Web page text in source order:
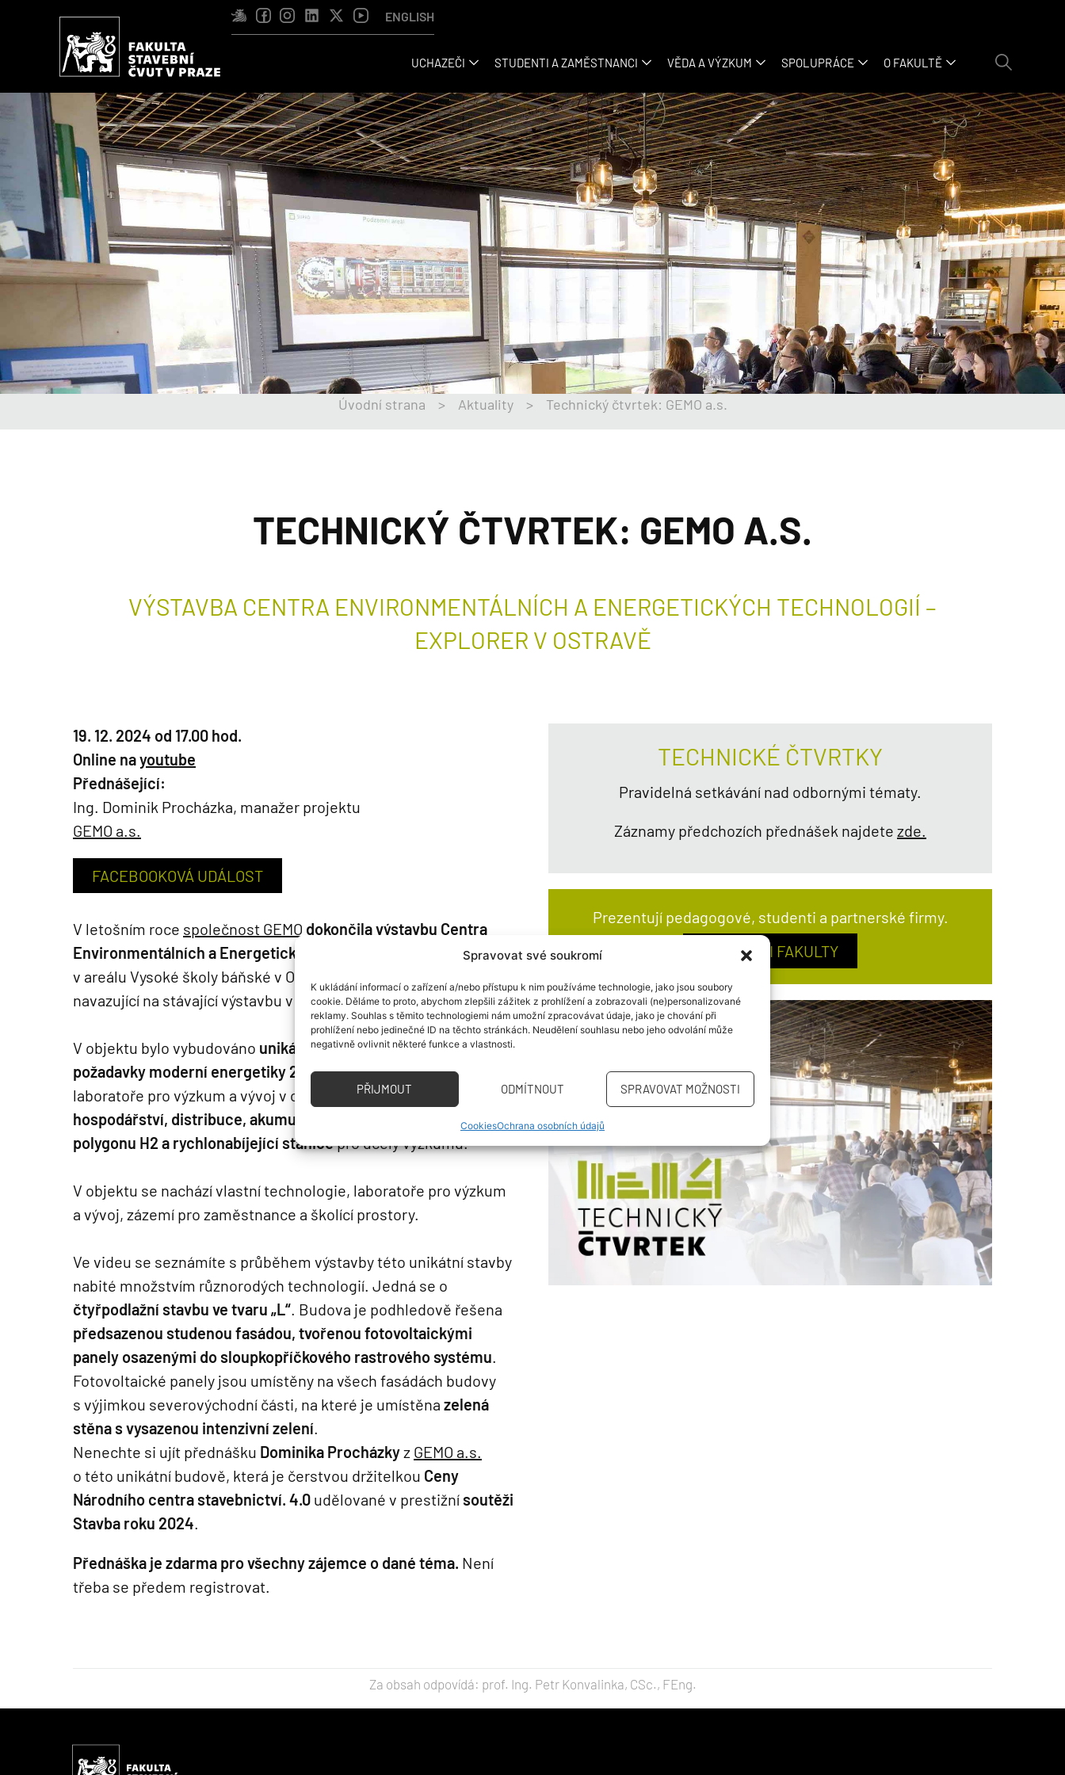
Spravovat své soukromí
K ukládání informací o zařízení a/nebo přístupu k nim používáme technologie, jako jsou soubory
cookie. Děláme to proto, abychom zlepšili zážitek z prohlížení a zobrazovali (ne)personalizované
reklamy. Souhlas s těmito technologiemi nám umožní zpracovávat údaje, jako je chování při
prohlížení nebo jedinečné ID na těchto stránkách. Neudělení souhlasu nebo jeho odvolání může
negativně ovlivnit některé funkce a vlastnosti.
PŘIJMOUT ODMÍTNOUT SPRAVOVAT MOŽNOSTI
CookiesOchrana osobních údajů
ENGLISH
UCHAZEČI STUDENTI A ZAMĚSTNANCI VĚDA A VÝZKUM SPOLUPRÁCE O FAKULTĚ
Úvodní strana > Aktuality > Technický čtvrtek: GEMO a.s.
TECHNICKÝ ČTVRTEK: GEMO A.S.
VÝSTAVBA CENTRA ENVIRONMENTÁLNÍCH A ENERGETICKÝCH TECHNOLOGIÍ –
EXPLORER V OSTRAVĚ
19. 12. 2024 od 17.00 hod.
Online nayoutube
Přednášející:
Ing. Dominik Procházka, manažer projektu
GEMO a.s.
FACEBOOKOVÁ UDÁLOST
V letošním roce společnost GEMO dokončila výstavbu Centra
Environmentálních a Energetických technologií (CEETe)
v areálu Vysoké školy báňské v Ostravě. Jedná se o novostavbu
navazující na stávající výstavbu v areálu školy.
V objektu bylo vybudováno unikátní výzkumné zázemí splňující
požadavky moderní energetiky 21.století, které sdružuje
laboratoře pro výzkum a vývoj v oblasti
vodíkového a odpadového
hospodářství, distribuce, akumulace a užití energie včetně
polygonu H2 a rychlonabíjející stanicepro účely výzkumu.
V objektu se nachází vlastní technologie, laboratoře pro výzkum
a vývoj, zázemí pro zaměstnance a školící prostory.
Ve videu se seznámíte s průběhem výstavby této unikátní stavby
nabité množstvím různorodých technologií. Jedná se o
čtyřpodlažní stavbu ve tvaru „L“. Budova je podhledově řešena
předsazenou studenou fasádou, tvořenou fotovoltaickými
panely osazenými do sloupkopříčkového rastrového systému.
Fotovoltaické panely jsou umístěny na všech fasádách budovy
s výjimkou severovýchodní části, na které je umístěna zelená
stěna s vysazenou intenzivní zelení.
Nenechte si ujít přednášku Dominika Procházkyz GEMO a.s.
o této unikátní budově, která je čerstvou držitelkou Ceny
Národního centra stavebnictví. 4.0 udělované v prestižní soutěži
Stavba roku 2024.
Přednáška je zdarma pro všechny zájemce o dané téma. Není
třeba se předem registrovat.
TECHNICKÉ ČTVRTKY
Pravidelná setkávání nad odbornými tématy.
Záznamy předchozích přednášek najdete zde.
Prezentují pedagogové, studenti a partnerské firmy.
PARTNEŘI FAKULTY
Za obsah odpovídá: prof. Ing. Petr Konvalinka, CSc., FEng.